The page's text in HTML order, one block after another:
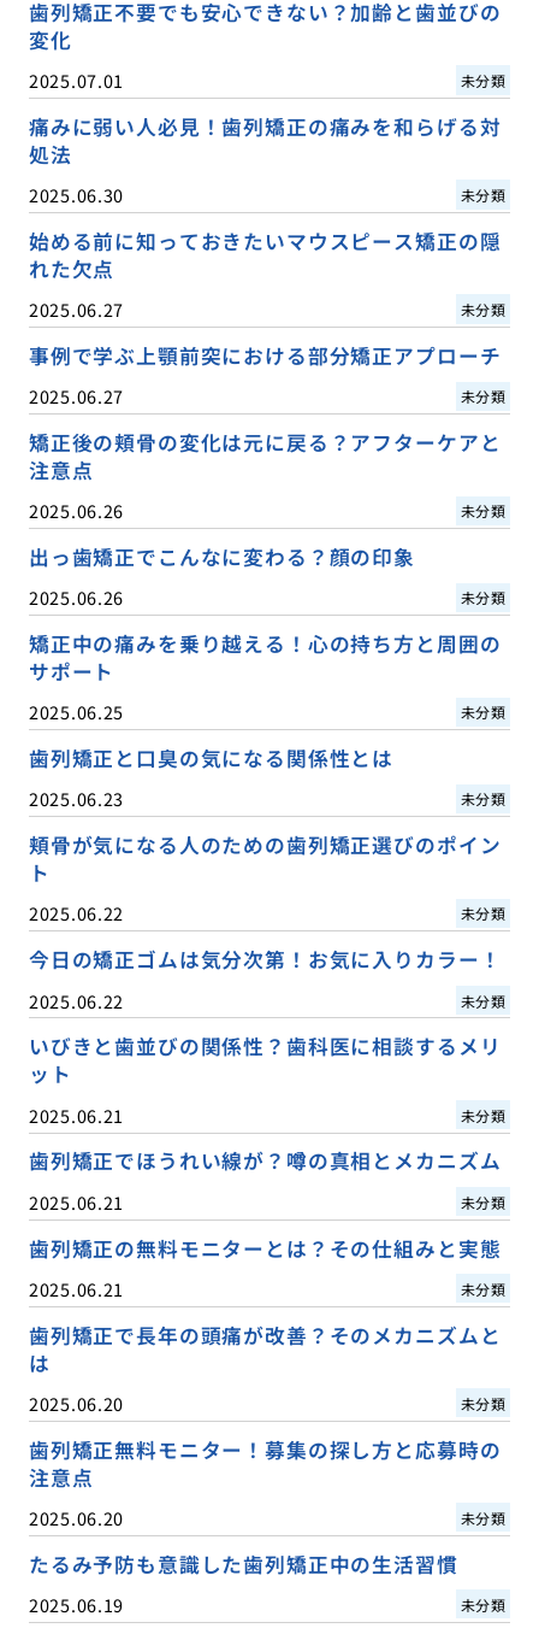
歯列矯正不要でも安心できない？加齢と歯並びの
変化
2025.07.01 未分類
痛みに弱い人必見！歯列矯正の痛みを和らげる対
処法
2025.06.30 未分類
始める前に知っておきたいマウスピース矯正の隠
れた欠点
2025.06.27 未分類
事例で学ぶ上顎前突における部分矯正アプローチ
2025.06.27 未分類
矯正後の頬骨の変化は元に戻る？アフターケアと
注意点
2025.06.26 未分類
出っ歯矯正でこんなに変わる？顔の印象
2025.06.26 未分類
矯正中の痛みを乗り越える！心の持ち方と周囲の
サポート
2025.06.25 未分類
歯列矯正と口臭の気になる関係性とは
2025.06.23 未分類
頬骨が気になる人のための歯列矯正選びのポイン
ト
2025.06.22 未分類
今日の矯正ゴムは気分次第！お気に入りカラー！
2025.06.22 未分類
いびきと歯並びの関係性？歯科医に相談するメリ
ット
2025.06.21 未分類
歯列矯正でほうれい線が？噂の真相とメカニズム
2025.06.21 未分類
歯列矯正の無料モニターとは？その仕組みと実態
2025.06.21 未分類
歯列矯正で長年の頭痛が改善？そのメカニズムと
は
2025.06.20 未分類
歯列矯正無料モニター！募集の探し方と応募時の
注意点
2025.06.20 未分類
たるみ予防も意識した歯列矯正中の生活習慣
2025.06.19 未分類